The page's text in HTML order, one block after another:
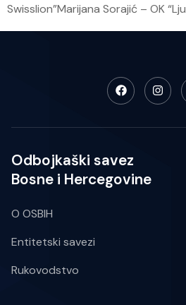
Swisslion”Marijana Sorajić – OK
Odbojkaški savez
Bosne i Hercegovine
O OSBIH
Entitetski savezi
Rukovodstvo